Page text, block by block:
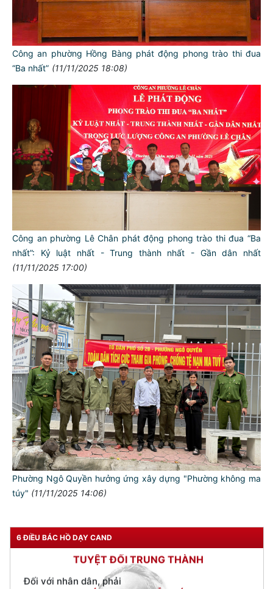
Công an phường Hồng Bàng phát động phong trào thi đua
“Ba nhất” (11/11/2025 18:08)
Công an phường Lê Chân phát động phong trào thi đua “Ba
nhất”: Kỷ luật nhất - Trung thành nhất - Gần dân nhất
(11/11/2025 17:00)
Phường Ngô Quyền hưởng ứng xây dựng "Phường không ma
túy" (11/11/2025 14:06)
6 ĐIỀU BÁC HỒ DẠY CAND
TƯ CÁCH
NGƯỜI CÔNG AN CÁCH MỆNH LÀ:
Đối với tự mình, phải
CẦN, KIỆM, LIÊM, CHÍNH
Đối với đồng sự, phải
THÂN ÁI GIÚP ĐỠ
Đối với nhân dân, phải
KÍNH TRỌNG LỄ PHÉP
Đối với công việc, phải